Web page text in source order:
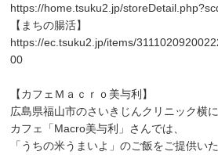
https://home.tsuku2.jp/
【まちの腸活】
https://ec.tsuku2.jp/items/
00
【カフェＭａｃｒｏ美与利】
広島県福山市のさいきじんクリニック横
カフェ「Macro美与利」さんでは、
「うちの米うまいよ」のご飯をご提供い